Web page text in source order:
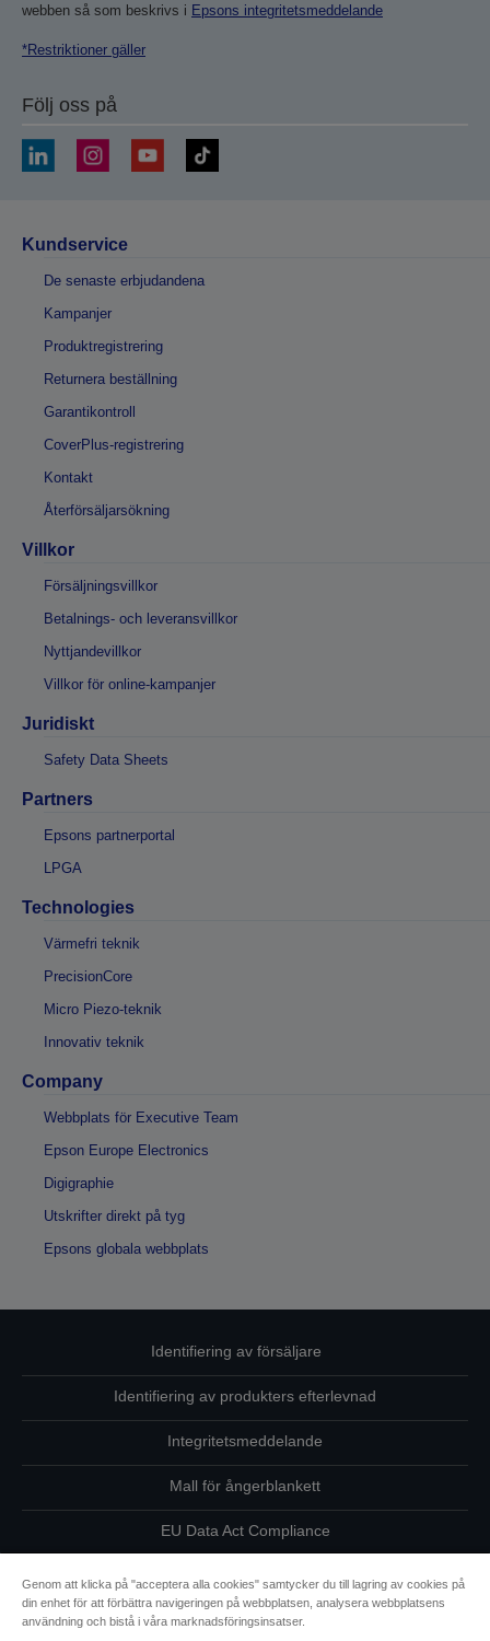
webben så som beskrivs i Epsons integritetsmeddelande
*Restriktioner gäller
Följ oss på
Kundservice
De senaste erbjudandena
Kampanjer
Produktregistrering
Returnera beställning
Garantikontroll
CoverPlus-registrering
Kontakt
Återförsäljarsökning
Villkor
Försäljningsvillkor
Betalnings- och leveransvillkor
Nyttjandevillkor
Villkor för online-kampanjer
Juridiskt
Safety Data Sheets
Partners
Epsons partnerportal
LPGA
Technologies
Värmefri teknik
PrecisionCore
Micro Piezo-teknik
Innovativ teknik
Company
Webbplats för Executive Team
Epson Europe Electronics
Digigraphie
Utskrifter direkt på tyg
Epsons globala webbplats
Identifiering av försäljare
Identifiering av produkters efterlevnad
Integritetsmeddelande
Mall för ångerblankett
EU Data Act Compliance
Kontakta oss angående dina uppgifter
Information om cookies
Genom att klicka på "acceptera alla cookies" samtycker du till lagring av cookies på
din enhet för att förbättra navigeringen på webbplatsen, analysera webbplatsens
användning och bistå i våra marknadsföringsinsatser.